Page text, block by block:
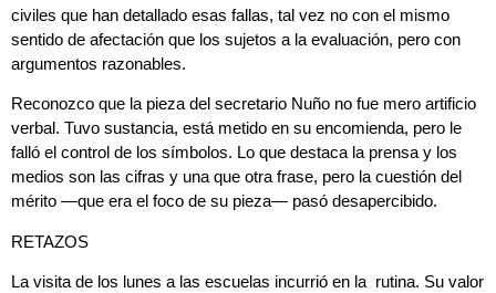
civiles que han detallado esas fallas, tal vez no con el mismo
sentido de afectación que los sujetos a la evaluación, pero con
argumentos razonables.
Reconozco que la pieza del secretario Nuño no fue mero artificio
verbal. Tuvo sustancia, está metido en su encomienda, pero le
falló el control de los símbolos. Lo que destaca la prensa y los
medios son las cifras y una que otra frase, pero la cuestión del
mérito —que era el foco de su pieza— pasó desapercibido.
RETAZOS
La visita de los lunes a las escuelas incurrió en la rutina. Su valor